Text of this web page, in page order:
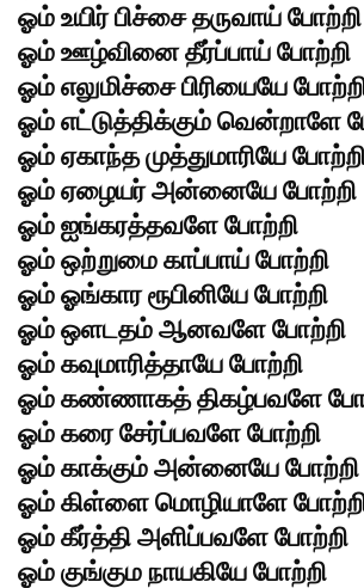
ஓம் உயிர் பிச்சை தருவாய் போற்றி
ஓம் ஊழ்வினை தீர்ப்பாய் போற்றி
ஓம் எலுமிச்சை பிரியையே
ஓம் எட்டுத்திக்கும் வென்றாளே
ஓம் ஏகாந்த முத்துமாரியே
ஓம் ஏழையர் அன்னையே போற்றி
ஓம் ஐங்கரத்தவளே போற்றி
ஓம் ஒற்றுமை காப்பாய் போற்றி
ஓம் ஓங்கார ரூபினியே போற்றி
ஓம் ஒளடதம் ஆனவளே போற்றி
ஓம் கவுமாரித்தாயே போற்றி
ஓம் கண்ணாகத் திகழ்பவளே
ஓம் கரை சேர்ப்பவளே போற்றி
ஓம் காக்கும் அன்னையே போற்றி
ஓம் கிள்ளை மொழியாளே
ஓம் கீர்த்தி அளிப்பவளே போற்றி
ஓம் குங்கும நாயகியே போற்றி